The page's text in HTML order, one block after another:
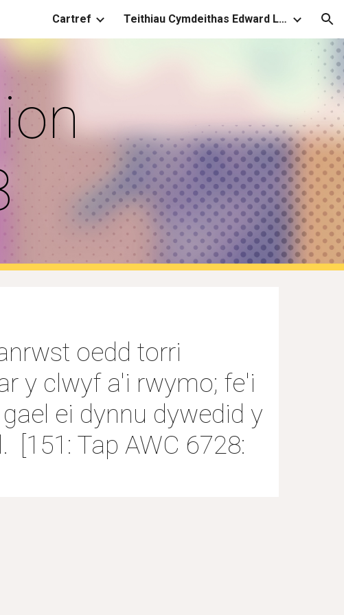
Cartref Teithiau Cymdeithas Edward Llwyd
oedd torri
y clwyf a'i rwymo; fe'i
ei dynnu dywedid y
[151: Tap AWC 6728: